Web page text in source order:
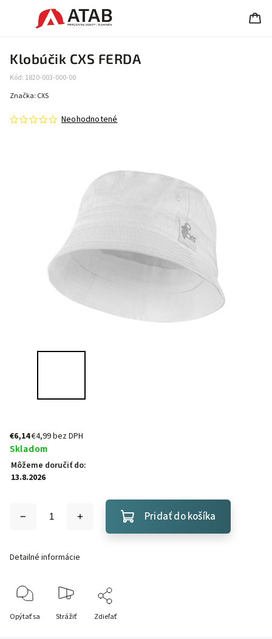
Klobúčik CXS FERDA
Kód: 1820-003-000-00
Neohodnotené
Značka: CXS
€6,14€4,99 bez DPH
Skladom
Môžeme doručiť do:
13.8.2026
Pridať do košíka
Detailné informácie
Opýtať sa Strážiť Zdieľať